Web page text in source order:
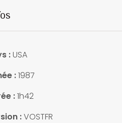
:USA
:1987
:1h42
:VOSTFR